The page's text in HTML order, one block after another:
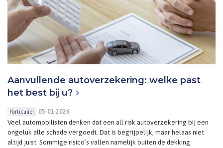
Aanvullende autoverzekering: welke past
het best bij u?
Particulier 05-01-2026
Veel automobilisten denken dat een all risk autoverzekering bij een
ongeluk alle schade vergoedt. Dat is begrijpelijk, maar helaas niet
altijd juist. Sommige risico’s vallen namelijk buiten de dekking.